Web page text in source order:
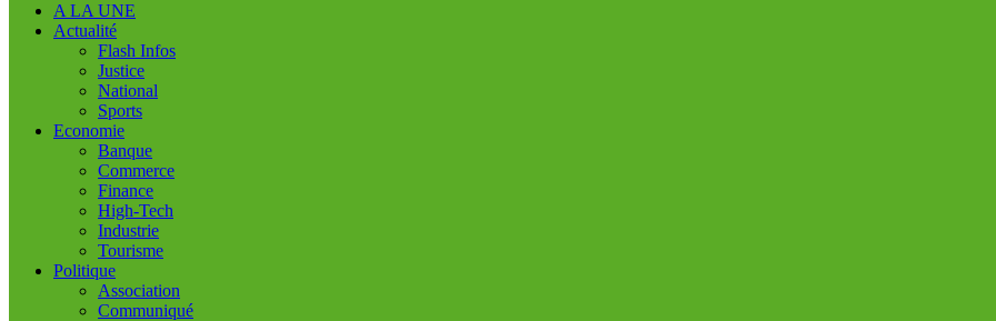
A LA UNE
Actualité
Flash Infos
Justice
National
Sports
Economie
Banque
Commerce
Finance
High-Tech
Industrie
Tourisme
Politique
Association
Communiqué